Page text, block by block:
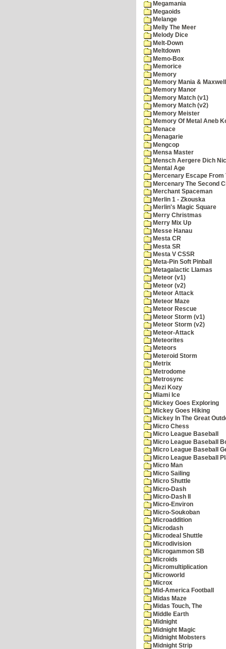
Megamania
Megaoids
Melange
Melly The Meer
Melody Dice
Melt-Down
Meltdown
Memo-Box
Memorice
Memory
Memory Mania &
Memory Manor
Memory Match (v1)
Memory Match (v2)
Memory Meister
Memory Of Metal Aneb
Menace
Menagarie
Mengcop
Mensa Master
Mensch Aergere Dich
Mental Age
Mercenary Escape From
Mercenary The Second
Merchant Spaceman
Merlin 1 - Zkouska
Merlin's Magic Square
Merry Christmas
Merry Mix Up
Messe Hanau
Mesta CR
Mesta SR
Mesta V CSSR
Meta-Pin Soft Pinball
Metagalactic Llamas
Meteor (v1)
Meteor (v2)
Meteor Attack
Meteor Maze
Meteor Rescue
Meteor Storm (v1)
Meteor Storm (v2)
Meteor-Attack
Meteorites
Meteors
Meteroid Storm
Metrix
Metrodome
Metrosync
Mezi Kozy
Miami Ice
Mickey Goes Exploring
Mickey Goes Hiking
Mickey In The Great
Micro Chess
Micro League Baseball
Micro League Baseball
Micro League Baseball
Micro League Baseball
Micro Man
Micro Sailing
Micro Shuttle
Micro-Dash
Micro-Dash II
Micro-Environ
Micro-Soukoban
Microaddition
Microdash
Microdeal Shuttle
Microdivision
Microgammon SB
Microids
Micromultiplication
Microworld
Microx
Mid-America Football
Midas Maze
Midas Touch, The
Middle Earth
Midnight
Midnight Magic
Midnight Mobsters
Midnight Strip